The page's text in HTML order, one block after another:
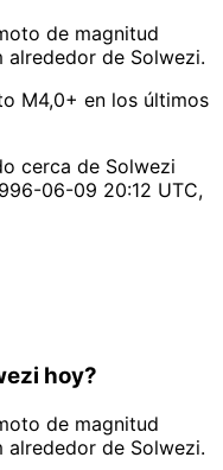
de magnitud
alrededor de Solwezi.
M4,0+ en los últimos
cerca de Solwezi
06-09 20:12 UTC,
hoy?
de magnitud
alrededor de Solwezi.